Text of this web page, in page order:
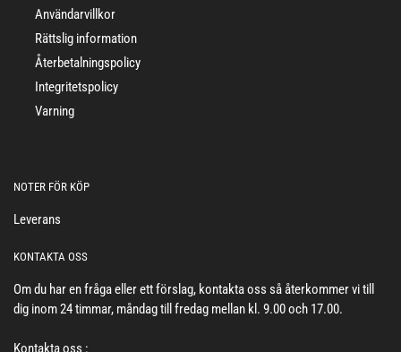
Användarvillkor
Rättslig information
Återbetalningspolicy
Integritetspolicy
Varning
NOTER FÖR KÖP
Leverans
KONTAKTA OSS
Om du har en fråga eller ett förslag, kontakta oss så återkommer vi till
dig inom 24 timmar, måndag till fredag mellan kl. 9.00 och 17.00.
Kontakta oss :